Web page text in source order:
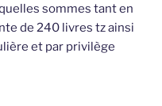
sommes tant en
de 240 livres tz ainsi
et par privilège